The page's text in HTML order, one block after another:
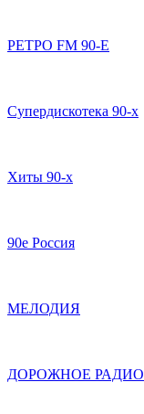
РЕТРО FM 90-Е
Супердискотека 90-х
Хиты 90-х
90е Россия
МЕЛОДИЯ
ДОРОЖНОЕ РАДИО